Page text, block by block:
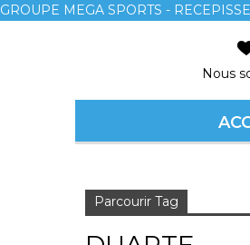
GROUPE MEGA SPORTS -
Nous
Parcourir Tag